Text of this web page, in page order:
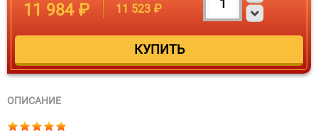
11 984 ₽ 11 523 ₽
ОПИСАНИЕ